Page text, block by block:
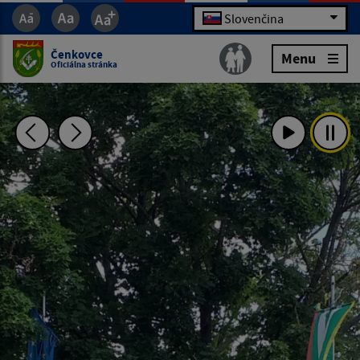
Slovenčina
Čenkovce
Oficiálna stránka Menu